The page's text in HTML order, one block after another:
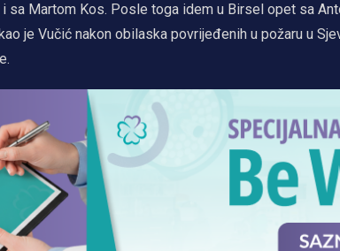
sa Martom Kos. Posle toga idem u Birsel opet sa
je Vučić nakon obilaska povrijeđenih u požaru u